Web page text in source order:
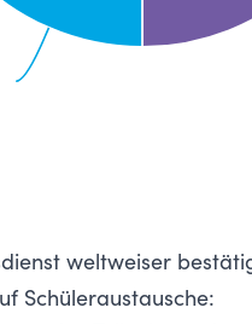
weltweiser
Schüleraustausche: